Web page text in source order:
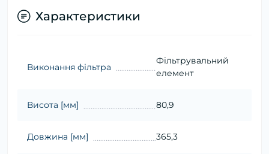
Характеристики
Виконання фільтра
Фільтрувальний
елемент
Висота [мм] 80,9
Довжина [мм] 365,3